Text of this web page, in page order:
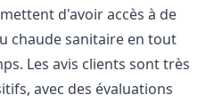
d'avoir accès à de
chaude sanitaire en tout
Les avis clients sont très
avec des évaluations